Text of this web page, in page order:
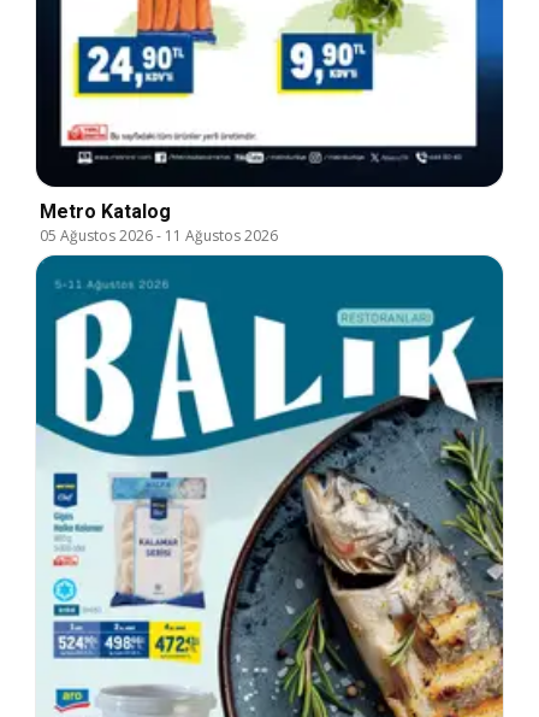
Metro Katalog
05 Ağustos 2026- 11 Ağustos 2026